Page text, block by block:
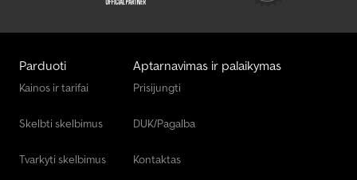
Parduoti
Kainos ir tarifai
Skelbti skelbimus
Tvarkyti skelbimus
Aptarnavimas ir palaikymas
Prisijungti
DUK/Pagalba
Kontaktas